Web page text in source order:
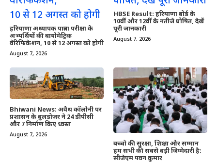
हरियाणा अध्यापक पात्रता परीक्षा के
अभ्यर्थियों की बायोमेट्रिक
वेरिफिकेशन, 10 से 12 अगस्त को होगी
August 7, 2026
HBSE Result: हरियाणा बोर्ड के
10वीं और 12वीं के नतीजे घोषित, देखें
पूरी जानकारी
August 7, 2026
Bhiwani News: अवैध कॉलोनी पर
प्रशासन के बुलडोजर ने 24 डीपीसी
और 7 निर्माण किए ध्वस्त
August 7, 2026
बच्चो की सुरक्षा, शिक्षा और सम्मान
हम सभी की सबसे बड़ी जिम्मेदारी है:
सीजेएम पवन कुमार